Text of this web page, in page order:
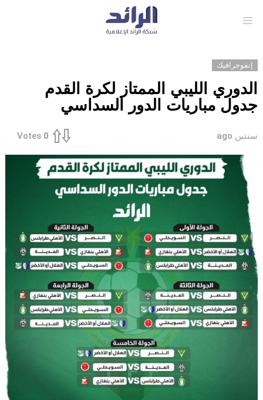
إنفوجرافيك
الدوري الليبي الممتاز لكرة القدم
جدول مباريات الدور السداسي
سنتين ago 0
Votes